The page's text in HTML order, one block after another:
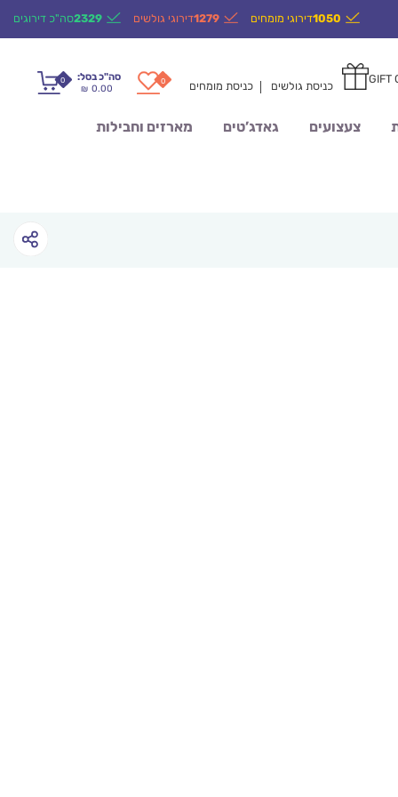
1050דירוגי מומחים 1279דירוגי גולשים 2329סה"כ דירוגים
GIFT כניסת גולשים כניסת מומחים 0
0 סה"כ בסל:
₪ 0.00
צעצועים גאדג’טים מארזים וחבילות